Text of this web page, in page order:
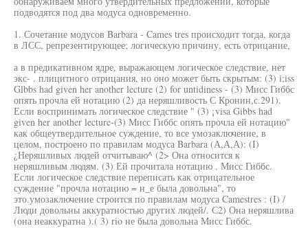
подводятся под два модуса одновременно.
1. Сочетание модусов Barbara - Cames tres происходит тогда, когда
в ЛСС, репрезентирующее; логическую причину, есть отрицание,
а в предикативном ядре, выражающем логическое следствие, нет
экс- . плицитного отрицания, но оно может быть скрытым: (3) i;iss
Glbbs had given her another lecture (2) for untidiness - (3) Мисс Гиббс
опять прочла ей нотацию (2) да неряшливость С Кронин,с.291).
Если воспринимать логическое следствие " (3) ¡visa Gibbs had
given her another lecture-(3) Мисс Гиббс опять прочла ей нотацию"
как общеутвердительное суждение, то все умозаключение, в
целом, построено по правилам модуса Barbara (А,А,А): (I)
¿Неряшливых людей отчитываю^ (2> Она относится к
неряшливым людям. (3) Ей прочитала нотацию . Мисс Гиббс.
Если логическое следствие переписать как отрицательное
суждение "прочла нотацию = н_е была довольна", то
это.умозаключение строится по правилам модуса Camestres : (I) /
Люди довольны аккуратностью других людей/. С2) Она неряшлива
(она неаккуратна ).( 3) rio не была довольна Мисс Гиббс.